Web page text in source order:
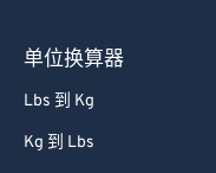
单位换算器
Lbs 到 Kg
Kg 到 Lbs